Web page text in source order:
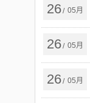
26/ 05月
26/ 05月
26/ 05月